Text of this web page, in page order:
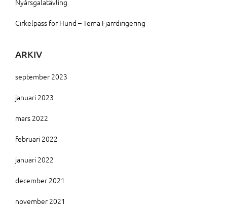
Nyårsgalatävling
Cirkelpass för Hund – Tema Fjärrdirigering
ARKIV
september 2023
januari 2023
mars 2022
februari 2022
januari 2022
december 2021
november 2021